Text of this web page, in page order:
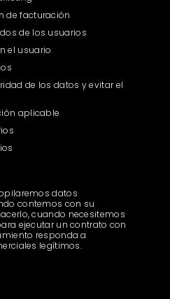
de facturación
de los usuarios
el usuario
de los datos y evitar el
aplicable
datos
contemos con su
cuando necesitemos
ejecutar un contrato con
responda a
legítimos.